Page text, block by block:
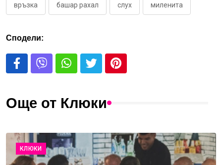
връзка башар рахал слух миленита
Сподели:
Още от Клюки
КЛЮКИ